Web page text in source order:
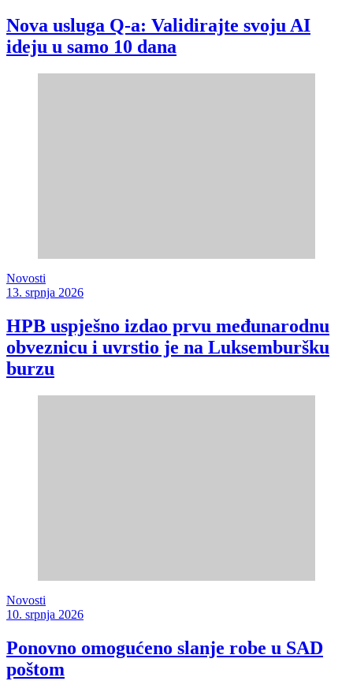
Nova usluga Q-a: Validirajte svoju AI
ideju u samo 10 dana
Novosti
13. srpnja 2026
HPB uspješno izdao prvu međunarodnu
obveznicu i uvrstio je na Luksemburšku
burzu
Novosti
10. srpnja 2026
Ponovno omogućeno slanje robe u SAD
poštom